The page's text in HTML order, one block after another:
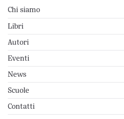
Chi siamo
Libri
Autori
Eventi
News
Scuole
Contatti